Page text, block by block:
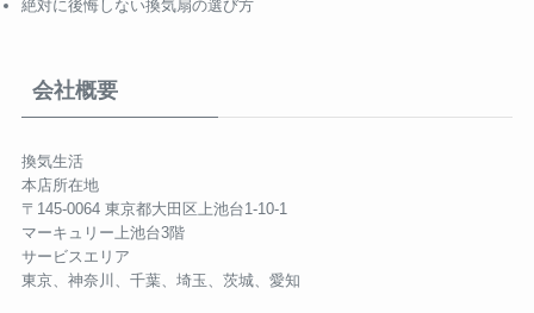
絶対に後悔しない換気扇の選び方
会社概要
換気生活
本店所在地
〒145-0064 東京都大田区上池台1-10-1
マーキュリー上池台3階
サービスエリア
東京、神奈川、千葉、埼玉、茨城、愛知